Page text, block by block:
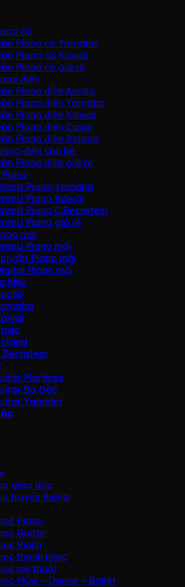
cơ
Piano cơ Yamaha
Piano cơ Kawai
Piano cơ giá rẻ
điện
Piano điện Apollo
Piano điện Yamaha
Piano điện Kawai
Piano điện Casio
Piano điện Roland
điện cho bé
Piano điện giá rẻ
Piano Yamaha
Piano Kawai
Piano C.Bechstein
Piano giá rẻ
mới
Piano mới
Piano mới
Piano mới
hiệu
Martinez
Ba Đờn
Yamaha
giáo dục
truyền thống
Piano
Guitar
Violin
thanh nhạc
mỹ thuật
Múa – Dance – Ballet